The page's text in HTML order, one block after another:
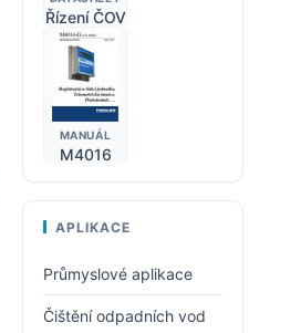
Řízení ČOV
MANUÁL
M4016
APLIKACE
Průmyslové aplikace
Čištění odpadních vod